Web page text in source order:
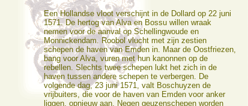
Een Hollandse vloot verschijnt in de Dollard op 22 juni
1571. De hertog van Alva en Bossu willen wraak
nemen voor de aanval op Schellingwoude en
Monnickendam. Roobol vlucht met zijn zestien
schepen de haven van Emden in. Maar de Oostfriezen,
bang voor Alva, vuren met hun kanonnen op de
rebellen. Slechts twee schepen lukt het zich in de
haven tussen andere schepen te verbergen. De
volgende dag, 23 juni 1571, valt Boschuyzen de
vrijbuiters, die voor de haven van Emden voor anker
liggen, opnieuw aan. Negen geuzenschepen worden